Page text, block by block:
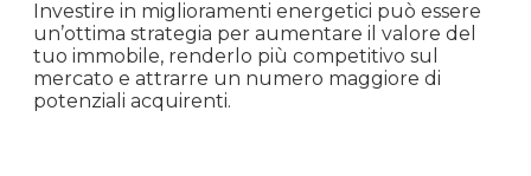
Utilizzo di finestre ad altaefficienza
energeticaper ridurre le perdite termiche
Adozione di fonti di energia rinnovabile, come
pannelli solari o pompe di calore